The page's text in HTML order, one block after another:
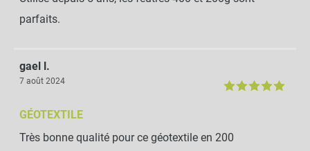
parfaits.
gael l.
7 août 2024
GÉOTEXTILE
Très bonne qualité pour ce géotextile en 200